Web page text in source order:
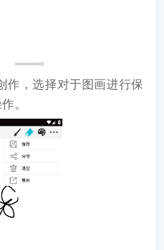
作，选择对于图画进行保
。